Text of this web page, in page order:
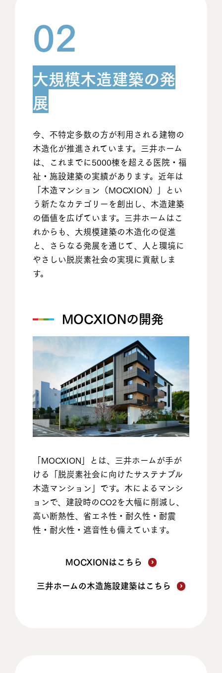
02
大規模木造建築の発
展
今、不特定多数の方が利用される建物の
木造化が推進されています。三井ホーム
は、これまでに5000棟を超える医院・福
祉・施設建築の実績があります。近年は
「木造マンション（MOCXION）」とい
う新たなカテゴリーを創出し、木造建築
の価値を広げています。三井ホームはこ
れからも、大規模建築の木造化の促進
と、さらなる発展を通じて、人と環境に
やさしい脱炭素社会の実現に貢献しま
す。
MOCXIONの開発
「MOCXION」とは、三井ホームが手が
ける「脱炭素社会に向けたサステナブル
木造マンション」です。木によるマンシ
ョンで、建設時のCO2を大幅に削減し、
高い断熱性、省エネ性・耐久性・耐震
性・耐火性・遮音性も備えています。
MOCXIONはこちら
三井ホームの木造施設建築はこちら